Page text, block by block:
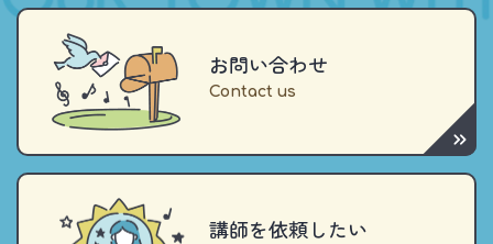
お問い合わせ
講師を依頼したい